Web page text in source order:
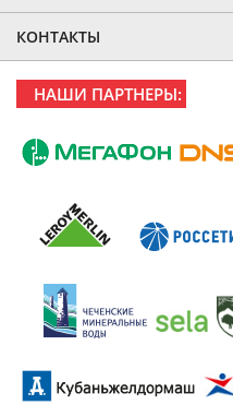
КОНТАКТЫ
НАШИ ПАРТНЕРЫ: